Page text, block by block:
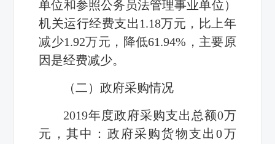
单位和参照公务员法管理事业单位）
机关运行经费支出1.18万元，比上年
减少1.92万元，降低61.94% ，主要原
因是经费减少。
（二）政府采购情况
2019年度政府采购支出总额0万
元，其中：政府采购货物支出0万